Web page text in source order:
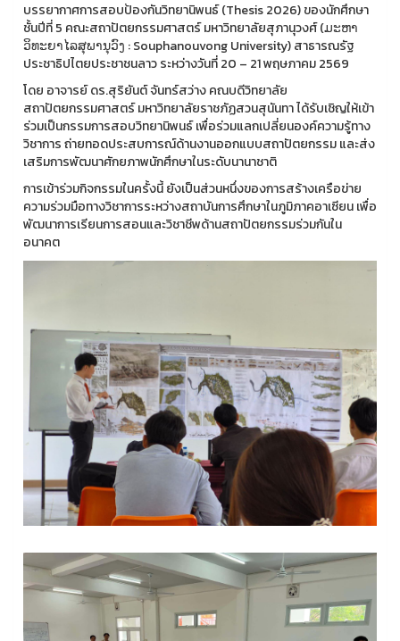
บรรยากาศการสอบป้องกันวิทยานิพนธ์ (Thesis 2026) ของนักศึกษา
ชั้นปีที่ 5 คณะสถาปัตยกรรมศาสตร์ มหาวิทยาลัยสุภานุวงศ์ (ມະຫາ
ວິທະຍາໄລສຸພານຸວົງ : Souphanouvong University) สาธารณรัฐ
ประชาธิปไตยประชาชนลาว ระหว่างวันที่ 20 – 21 พฤษภาคม 2569
โดย อาจารย์ ดร.สุริยันต์ จันทร์สว่าง คณบดีวิทยาลัย
สถาปัตยกรรมศาสตร์ มหาวิทยาลัยราชภัฏสวนสุนันทา ได้รับเชิญให้เข้า
ร่วมเป็นกรรมการสอบวิทยานิพนธ์ เพื่อร่วมแลกเปลี่ยนองค์ความรู้ทาง
วิชาการ ถ่ายทอดประสบการณ์ด้านงานออกแบบสถาปัตยกรรม และส่ง
เสริมการพัฒนาศักยภาพนักศึกษาในระดับนานาชาติ
การเข้าร่วมกิจกรรมในครั้งนี้ ยังเป็นส่วนหนึ่งของการสร้างเครือข่าย
ความร่วมมือทางวิชาการระหว่างสถาบันการศึกษาในภูมิภาคอาเซียน เพื่อ
พัฒนาการเรียนการสอนและวิชาชีพด้านสถาปัตยกรรมร่วมกันใน
อนาคต